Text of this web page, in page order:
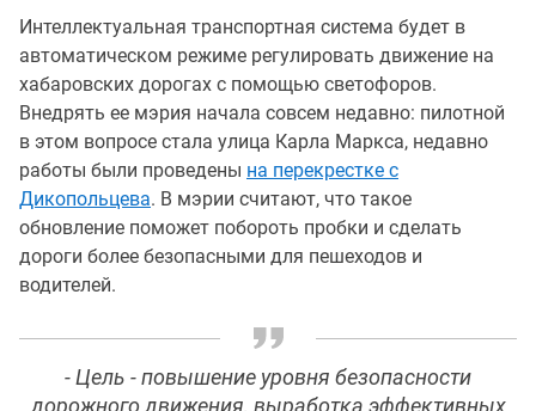
Интеллектуальная транспортная система будет в
автоматическом режиме регулировать движение на
хабаровских дорогах с помощью светофоров.
Внедрять ее мэрия начала совсем недавно: пилотной
в этом вопросе стала улица Карла Маркса, недавно
работы были проведены на перекрестке с
Дикопольцева. В мэрии считают, что такое
обновление поможет побороть пробки и сделать
дороги более безопасными для пешеходов и
водителей.
- Цель - повышение уровня безопасности
дорожного движения, выработка эффективных